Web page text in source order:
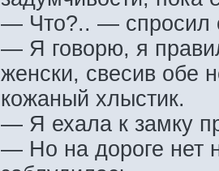
— Что?.. — спросил
— Я говорю, я
женски, свесив обе
кожаный хлыстик.
— Я ехала к замку
— Но на дороге нет